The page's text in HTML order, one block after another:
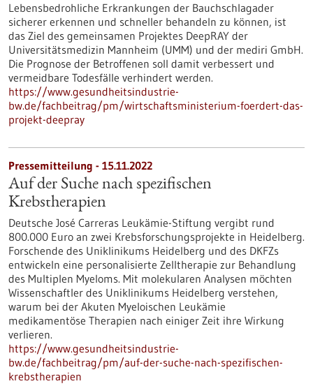
Lebensbedrohliche Erkrankungen der Bauchschlagader
sicherer erkennen und schneller behandeln zu können, ist
das Ziel des gemeinsamen Projektes DeepRAY der
Universitätsmedizin Mannheim (UMM) und der mediri GmbH.
Die Prognose der Betroffenen soll damit verbessert und
vermeidbare Todesfälle verhindert werden.
https://www.gesundheitsindustrie-
bw.de/fachbeitrag/pm/wirtschaftsministerium-foerdert-das-
projekt-deepray
Pressemitteilung - 15.11.2022
Auf der Suche nach spezifischen
Krebstherapien
Deutsche José Carreras Leukämie-Stiftung vergibt rund
800.000 Euro an zwei Krebsforschungsprojekte in Heidelberg.
Forschende des Uniklinikums Heidelberg und des DKFZs
entwickeln eine personalisierte Zelltherapie zur Behandlung
des Multiplen Myeloms. Mit molekularen Analysen möchten
Wissenschaftler des Uniklinikums Heidelberg verstehen,
warum bei der Akuten Myeloischen Leukämie
medikamentöse Therapien nach einiger Zeit ihre Wirkung
verlieren.
https://www.gesundheitsindustrie-
bw.de/fachbeitrag/pm/auf-der-suche-nach-spezifischen-
krebstherapien